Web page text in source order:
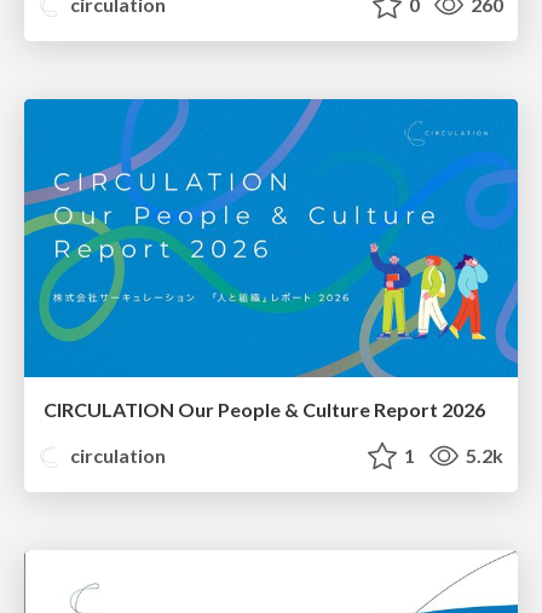
CIRCULATION Our People & Culture Report 2026
circulation
1 5.2k